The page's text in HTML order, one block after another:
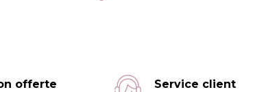
offerte
Service client